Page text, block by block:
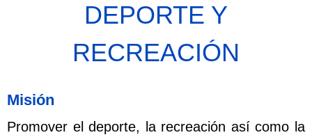
DEPORTE Y
RECREACIÓN
Misión
Promover el deporte, la recreación así como la